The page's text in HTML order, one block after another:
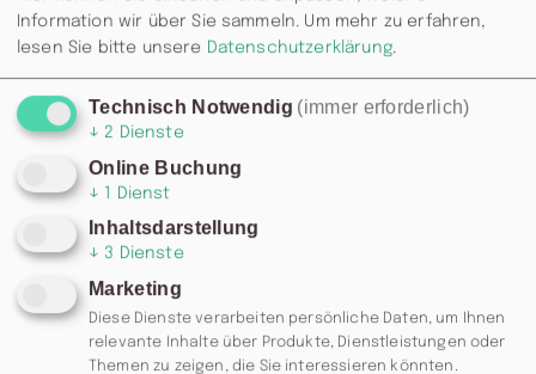
Information wir über Sie sammeln. Um mehr zu erfahren,
lesen Sie bitte unsere Datenschutzerklärung.
Technisch Notwendig (immer erforderlich)
↓ 2 Dienste
Online Buchung
↓ 1 Dienst
Inhaltsdarstellung
↓ 3 Dienste
Marketing
Diese Dienste verarbeiten persönliche Daten, um Ihnen
relevante Inhalte über Produkte, Dienstleistungen oder
Themen zu zeigen, die Sie interessieren könnten.